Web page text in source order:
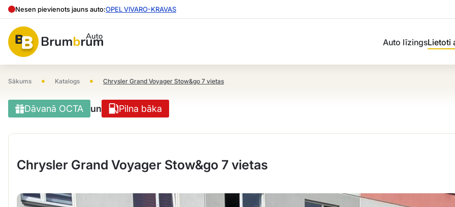
Nesen pievienots jauns auto:OPEL VIVARO-KRAVAS
Auto līzingsLietoti
Sākums • Katalogs • Chrysler Grand Voyager Stow&go 7 vietas
Dāvanā OCTA un Pilna bāka
Chrysler Grand Voyager Stow&go 7 vietas